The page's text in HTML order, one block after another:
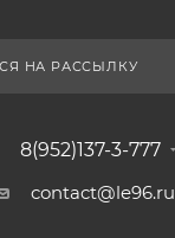
НА РАССЫЛКУ
8(952)137-3-777
contact@le96.ru